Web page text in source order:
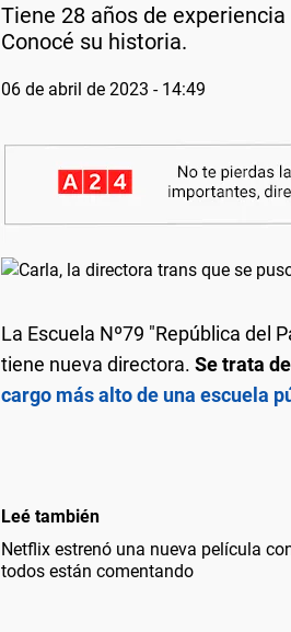
Tiene 28 años de
Conocé su historia.
06 de abril de 2023 - 14:49
La Escuela Nº79 "República del
tiene nueva directora. Se trata
cargo más alto de una escuela
Leé también
Netflix estrenó una nueva película
todos están comentando